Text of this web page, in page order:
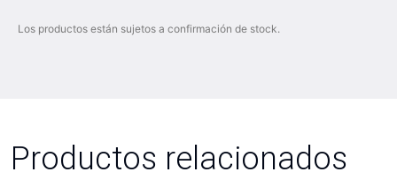
Los productos están sujetos a confirmación de stock.
Productos relacionados